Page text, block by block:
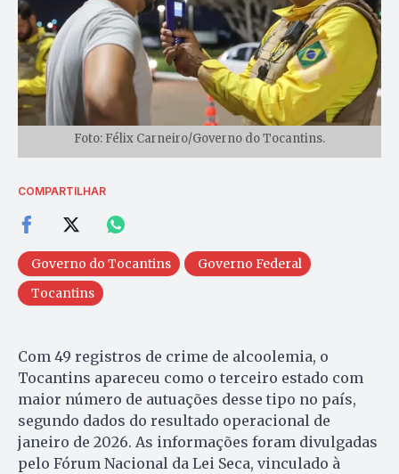
Foto: Félix Carneiro/Governo do Tocantins.
COMPARTILHAR
Governo do Tocantins
Governo Federal
Tocantins
Com 49 registros de crime de alcoolemia, o
Tocantins apareceu como o terceiro estado com
maior número de autuações desse tipo no país,
segundo dados do resultado operacional de
janeiro de 2026. As informações foram divulgadas
pelo Fórum Nacional da Lei Seca, vinculado à